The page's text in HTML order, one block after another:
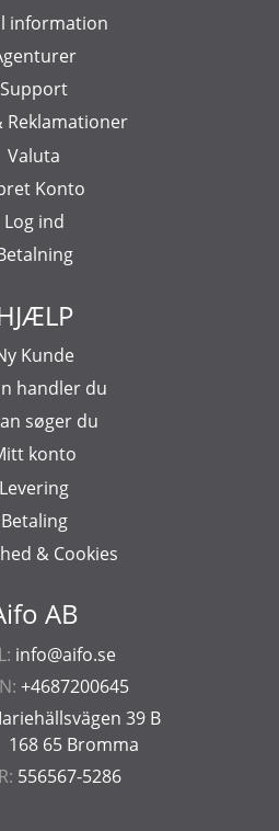
AB
info@aifo.se
+4687200645
39 B
168 65 Bromma
556567-5286
information
Support
Reklamationer
Valuta
Konto
Log ind
Kunde
handler du
søger du
konto
Levering
Betaling
& Cookies